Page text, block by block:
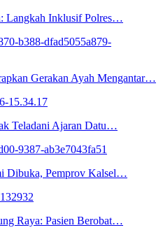
Langkah Inklusif Polres…
Gerakan Ayah Mengantar…
Teladani Ajaran Datu…
Dibuka, Pemprov Kalsel…
Raya: Pasien Berobat…